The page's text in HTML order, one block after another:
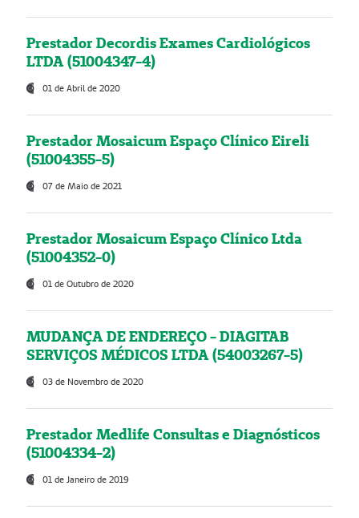
Prestador Decordis Exames Cardiológicos
LTDA (51004347-4)
01 de Abril de 2020
Prestador Mosaicum Espaço Clínico Eireli
(51004355-5)
07 de Maio de 2021
Prestador Mosaicum Espaço Clínico Ltda
(51004352-0)
01 de Outubro de 2020
MUDANÇA DE ENDEREÇO - DIAGITAB
SERVIÇOS MÉDICOS LTDA (54003267-5)
03 de Novembro de 2020
Prestador Medlife Consultas e Diagnósticos
(51004334-2)
01 de Janeiro de 2019